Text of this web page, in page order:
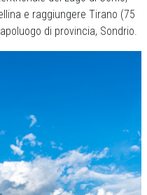
e raggiungere Tirano (75
di provincia, Sondrio.